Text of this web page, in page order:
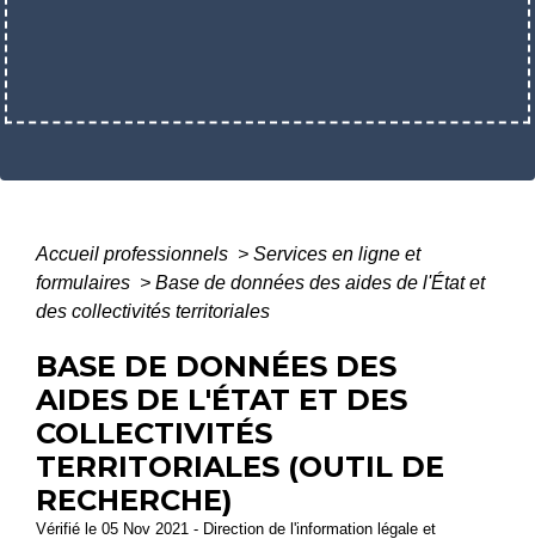
Accueil professionnels > Services en ligne et
formulaires > Base de données des aides de l'État et
des collectivités territoriales
BASE DE DONNÉES DES
AIDES DE L'ÉTAT ET DES
COLLECTIVITÉS
TERRITORIALES (OUTIL DE
RECHERCHE)
Vérifié le 05 Nov 2021 - Direction de l'information légale et